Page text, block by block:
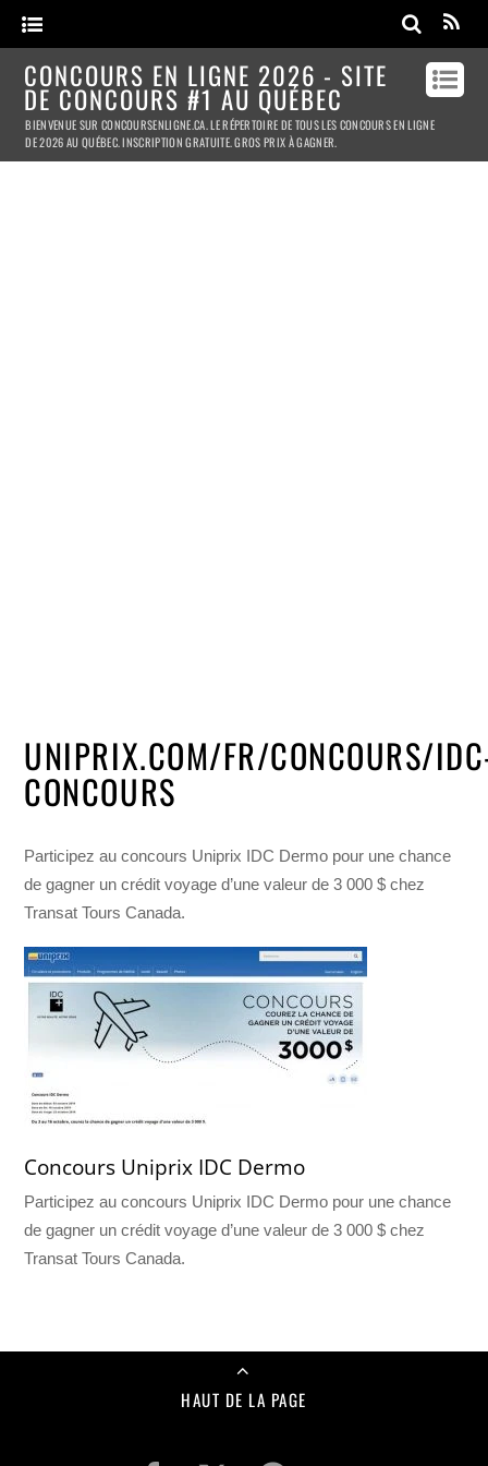
CONCOURS EN LIGNE 2026 - SITE
DE CONCOURS #1 AU QUÉBEC
BIENVENUE SUR CONCOURSENLIGNE.CA. LE RÉPERTOIRE DE TOUS LES CONCOURS EN LIGNE
DE 2026 AU QUÉBEC. INSCRIPTION GRATUITE. GROS PRIX À GAGNER.
UNIPRIX.COM/FR/CONCOURS/
CONCOURS
Participez au concours Uniprix IDC Dermo pour une chance
de gagner un crédit voyage d’une valeur de 3 000 $ chez
Transat Tours Canada.
Concours Uniprix IDC Dermo
Participez au concours Uniprix IDC Dermo pour une chance
de gagner un crédit voyage d’une valeur de 3 000 $ chez
Transat Tours Canada.
HAUT DE LA PAGE